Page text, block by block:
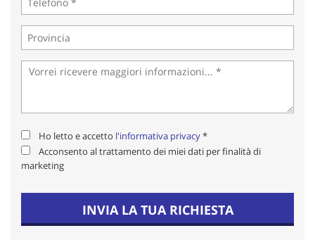
Ho letto e accetto l'informativa privacy*
Acconsento al trattamento dei miei dati per finalità di
marketing
INVIA LA TUA RICHIESTA